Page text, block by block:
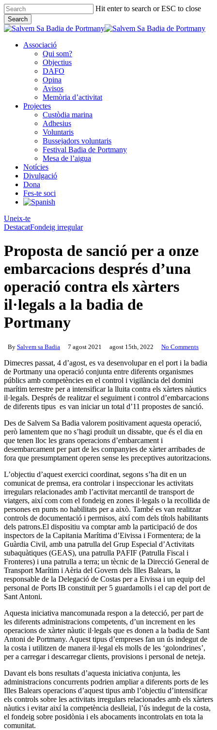
Skip
to
main
content
Hit enter to search or ESC to close
Search
Close
Associació
Qui som?
Objectius
DAFO
Opina
Avisos
Memòria d’activitat
Projectes
Custòdia marina
Adhesius
Voluntaris
Bussejadors voluntaris
Festival Badia de Portmany
Mesa de l’aigua
Notícies
Divulgació
Dona
Fes-te soci
Uneix-te
DestacatFondeig irregular
Proposta de sanció per a onze
embarcacions després d’una
operació contra els xàrters
il·legals a la badia de
Portmany
By Salvem sa Badia 7 agost 2021 agost 15th, 2022 No Comments
Dimecres passat, 4 d’agost, es va desenvolupar en el port i la badia
de Portmany una operació conjunta entre diferents organismes
públics amb competències en el control i vigilància del domini
marítim terrestre per a intensificar la lluita contra els xàrters nàutics
il·legals. Després de realitzar el seguiment i control d’embarcacions
de diferents tipus es van iniciar un total d’11 propostes de sanció.
Des de Salvem Sa Badia valorem positivament aquesta operació,
però lamentem que no s’hagi produït un dissabte, que és el dia en
que tenen lloc les grans operacions d’embarcament i
desembarcament per part de les companyies de xàrter arribades de
fora que presumptament operen sense les preceptives autoritzacions.
L’objectiu d’aquest exercici coordinat, segons s’ha dit en un
comunicat de premsa, era controlar i inspeccionar les activitats
irregulars relacionades amb l’activitat mercantil de transport de
viatgers, així com com el fondeig en zones il·legals o la recollida de
persones en punts no habilitats per a això. També es van realitzar
controls de documentació i permisos, així com dels títols habilitants
dels patrons.El dispositiu va comptar amb la participació de dos
inspectors de la Capitania Marítima d’Eivissa i Formentera; de la
Guàrdia Civil, amb una patrulla del Grup Especial d’Activitats
subaquàtiques (GEAS), una patrulla PAFIF (Patrulla Fiscal i
Fronteres) i una patrulla a terra; un tècnic de la Direcció General de
Transport Marítim i Aèria del Govern dels Illes Balears, la
responsable de la Delegació de Costas per a Eivissa i un equip del
personal de Ports IB constituït per 5 guardamolls i el cap del port de
Sant Antoni.
Aquesta iniciativa mancomunada respon a la detecció, per part de
les diferents administracions competents, d’un increment en les
operacions de xàrter nàutic il·legals que es donen a la badia de Sant
Antoni de Portmany. Aquest tipus d’empreses fan un ús indegut de
la costa i utilitzen de manera il·legal els molls de les ‘golondrines’,
per a carregar i descarregar clients, provisions i personal de neteja.
Davant els bons resultats d’aquesta iniciativa conjunta, les
administracions concurrents podrien ampliar a diferents ports de les
Illes Balears operacions d’aquest tipus amb l’objectiu d’intensificar
els controls sobre les activitats irregulars relacionades amb els xàrters
nàutics i evitar així la competència deslleial, l’ús indegut de la costa,
el fondeig sobre posidònia i els abocaments incontrolats en tota la
comunitat.